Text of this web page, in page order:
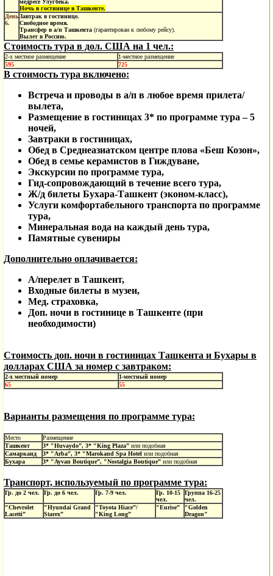
медресе Улугбека.
Ночь в гостинице в Ташкенте.
День
6.
Завтрак в гостинице.
Свободное время.
Трансфер в а/п Ташкента (гарантирован к любому рейсу).
Вылет в Россию.
Стоимость тура в дол. США на 1 чел.:
2-х местное размещение
1-местное размещение
595
725
В стоимость тура включено:
Встреча и проводы в а/п в любое время прилета/
вылета,
Размещение в гостиницах 3* по программе тура – 5
ночей,
Завтраки в гостиницах,
Обед в Среднеазиатском центре плова «Беш Козон»,
Обед в семье керамистов в Гиждуване,
Экскурсии по программе тура,
Гид-сопровождающий в течение всего тура,
Ж/д билеты Бухара-Ташкент (эконом-класс),
Услуги комфортабельного транспорта по программе
тура,
Минеральная вода на каждый день тура,
Памятные сувениры
Дополнительно оплачивается:
А/перелет в Ташкент,
Входные билеты в музеи,
Мед. страховка,
Доп. ночи в гостинице в Ташкенте (при
необходимости)
Стоимость доп. ночи в гостиницах Ташкента и Бухары в
долларах США за номер с завтраком:
2-х местный номер
1-местный номер
65
55
Варианты размещения по программе тура:
Место
Размещение
Ташкент
3* "Huvaydo”, 3* "King Plaza” или подобная
Самарканд
3* "Arba”, 3* "Marokand Spa Hotel или подобная
Бухара
3* "Ayvan Boutique”, "Nostalgia Boutique” или подобная
Транспорт, используемый по программе тура:
Гр. до 2 чел. Гр. до 6 чел. Гр. 7-9 чел. Гр. 10-15
чел.
Группа 16-25
чел.
"Chevrolet
Lacetti”
"Hyundai Grand
Starex”
"Toyota Hiace”/
"King Long”
"Eurise”
"Golden
Dragon"